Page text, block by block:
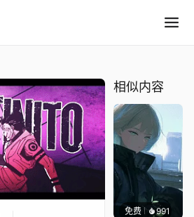
相似内容
免费 991辰东